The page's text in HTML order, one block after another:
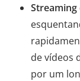
Streaming
de vídeos
por um